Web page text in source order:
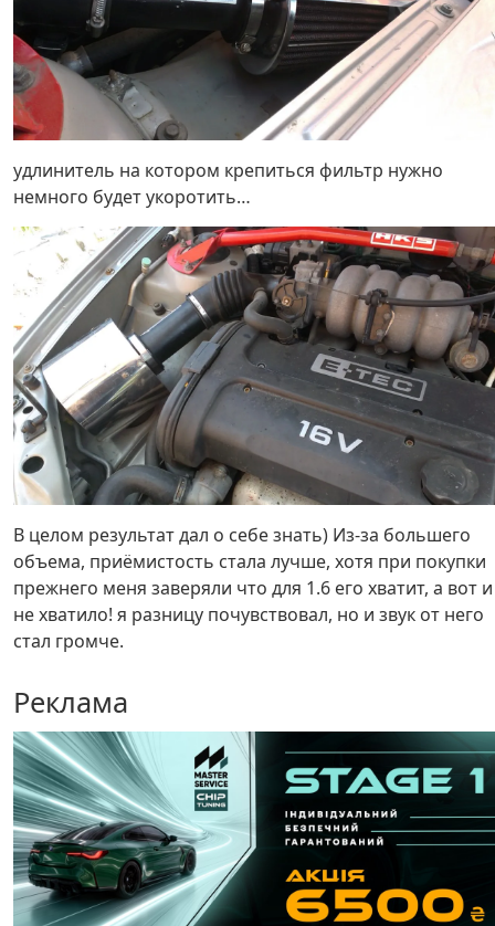
удлинитель на котором крепиться фильтр нужно
немного будет укоротить…
В целом результат дал о себе знать) Из-за большего
объема, приёмистость стала лучше, хотя при покупки
прежнего меня заверяли что для 1.6 его хватит, а вот и
не хватило! я разницу почувствовал, но и звук от него
стал громче.
Реклама